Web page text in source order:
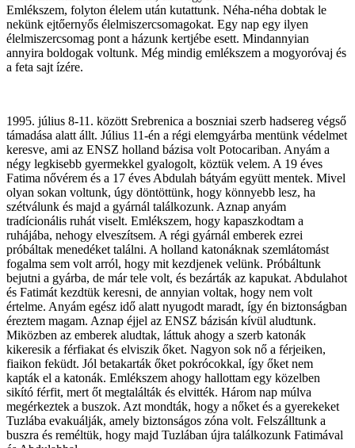
Emlékszem, folyton élelem után kutattunk. Néha-néha dobtak le
nekünk ejtőernyős élelmiszercsomagokat. Egy nap egy ilyen
élelmiszercsomag pont a házunk kertjébe esett. Mindannyian
annyira boldogak voltunk. Még mindig emlékszem a mogyoróvaj és
a feta sajt ízére.
1995. július 8-11. között Srebrenica a boszniai szerb hadsereg végső
támadása alatt állt. Július 11-én a régi elemgyárba mentünk védelmet
keresve, ami az ENSZ holland bázisa volt Potocariban. Anyám a
négy legkisebb gyermekkel gyalogolt, köztük velem. A 19 éves
Fatima nővérem és a 17 éves Abdulah bátyám együtt mentek. Mivel
olyan sokan voltunk, úgy döntöttünk, hogy könnyebb lesz, ha
szétválunk és majd a gyárnál találkozunk. Aznap anyám
tradícionális ruhát viselt. Emlékszem, hogy kapaszkodtam a
ruhájába, nehogy elveszítsem. A régi gyárnál emberek ezrei
próbáltak menedéket találni. A holland katonáknak szemlátomást
fogalma sem volt arról, hogy mit kezdjenek velünk. Próbáltunk
bejutni a gyárba, de már tele volt, és bezárták az kapukat. Abdulahot
és Fatimát kezdtük keresni, de annyian voltak, hogy nem volt
értelme. Anyám egész idő alatt nyugodt maradt, így én biztonságban
éreztem magam. Aznap éjjel az ENSZ bázisán kívül aludtunk.
Miközben az emberek aludtak, láttuk ahogy a szerb katonák
kikeresik a férfiakat és elviszik őket. Nagyon sok nő a férjeiken,
fiaikon feküdt. Jól betakarták őket pokrócokkal, így őket nem
kapták el a katonák. Emlékszem ahogy hallottam egy közelben
sikító férfit, mert őt megtalálták és elvitték. Három nap múlva
megérkeztek a buszok. Azt mondták, hogy a nőket és a gyerekeket
Tuzlába evakuálják, amely biztonságos zóna volt. Felszálltunk a
buszra és reméltük, hogy majd Tuzlában újra találkozunk Fatimával